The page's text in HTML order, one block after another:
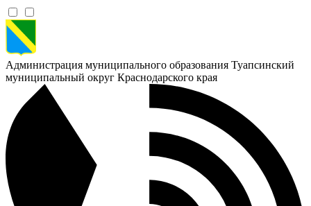
Администрация муниципального образования Туапсинский
муниципальный округ Краснодарского края